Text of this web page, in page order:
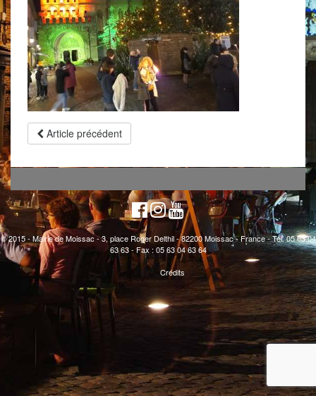
Article précédent
© 2015 - Mairie de Moissac - 3, place Roger Delthil - 82200 Moissac - France - Tél. 05 63 04
63 63 - Fax : 05 63 04 63 64
Crédits